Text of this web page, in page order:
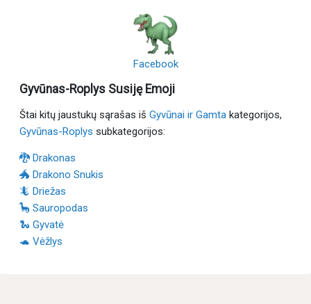
Facebook
Gyvūnas-Roplys Susiję Emoji
Štai kitų jaustukų sąrašas iš Gyvūnai ir Gamta kategorijos,
Gyvūnas-Roplys subkategorijos:
🐉 Drakonas
🐲 Drakono Snukis
🦎 Driežas
🦕 Sauropodas
🐍 Gyvatė
🐢 Vėžlys